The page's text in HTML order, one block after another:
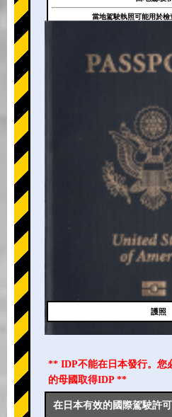
+
當地駕駛執照可能用於檢
護照
** IDP不能在日本發行。您
的母國取得IDP **
在日本有效的國際駕駛許可